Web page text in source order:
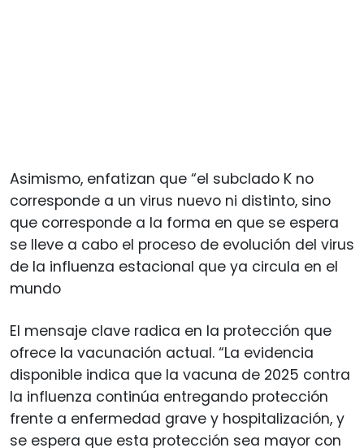
Asimismo, enfatizan que “el subclado K no
corresponde a un virus nuevo ni distinto, sino
que corresponde a la forma en que se espera
se lleve a cabo el proceso de evolución del virus
de la influenza estacional que ya circula en el
mundo
El mensaje clave radica en la protección que
ofrece la vacunación actual. “La evidencia
disponible indica que la vacuna de 2025 contra
la influenza continúa entregando protección
frente a enfermedad grave y hospitalización, y
se espera que esta protección sea mayor con